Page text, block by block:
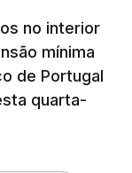
no interior
mínima
de Portugal
quarta-